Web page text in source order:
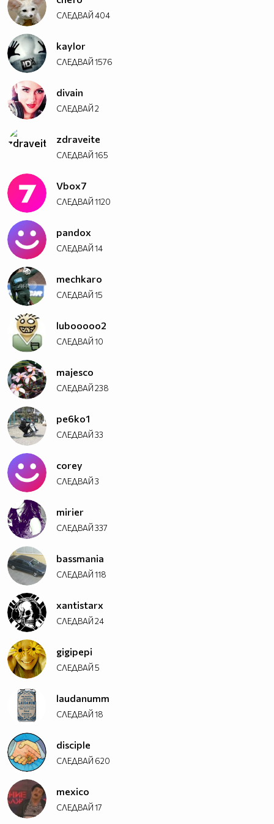
СЛЕДВАЙ404
kaylor
СЛЕДВАЙ1576
divain
СЛЕДВАЙ2
zdraveite
СЛЕДВАЙ165
Vbоx7
СЛЕДВАЙ1120
pandox
СЛЕДВАЙ14
mechkaro
СЛЕДВАЙ15
lubooooo2
СЛЕДВАЙ10
majesco
СЛЕДВАЙ238
pe6ko1
СЛЕДВАЙ33
corey
СЛЕДВАЙ3
mirier
СЛЕДВАЙ337
bassmania
СЛЕДВАЙ118
xantistarx
СЛЕДВАЙ24
gigipepi
СЛЕДВАЙ5
laudanumm
СЛЕДВАЙ18
disciple
СЛЕДВАЙ 620
mexico
СЛЕДВАЙ17